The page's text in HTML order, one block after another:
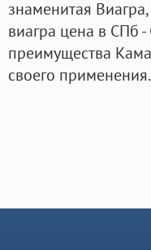
знаменитая
виагра цена в СПб
преимущества
своего применения.